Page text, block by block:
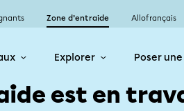
Zone d’entraide Allofrançais
Explorer Poser
est en